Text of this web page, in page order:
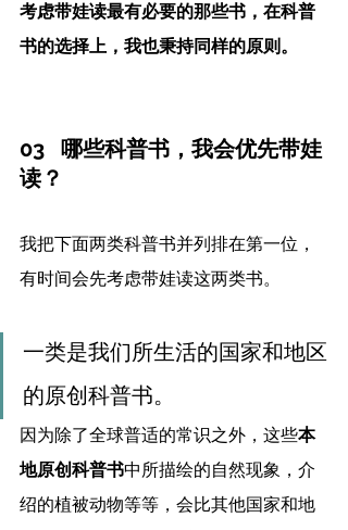
考虑带娃读最有必要的那些书，在科普
书的选择上，我也秉持同样的原则。
03   哪些科普书，我会优先带娃
读？
我把下面两类科普书并列排在第一位，
有时间会先考虑带娃读这两类书。
一类是我们所生活的国家和地区
的原创科普书。
因为除了全球普适的常识之外，这些本
地原创科普书中所描绘的自然现象，介
绍的植被动物等等，会比其他国家和地